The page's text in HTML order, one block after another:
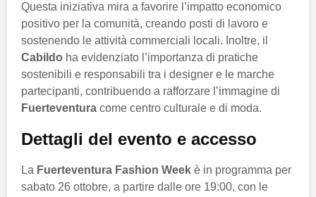
Questa iniziativa mira a favorire l’impatto economico
positivo per la comunità, creando posti di lavoro e
sostenendo le attività commerciali locali. Inoltre, il
Cabildo ha evidenziato l’importanza di pratiche
sostenibili e responsabili tra i designer e le marche
partecipanti, contribuendo a rafforzare l’immagine di
Fuerteventura come centro culturale e di moda.
Dettagli del evento e accesso
La Fuerteventura Fashion Week è in programma per
sabato 26 ottobre, a partire dalle ore 19:00, con le